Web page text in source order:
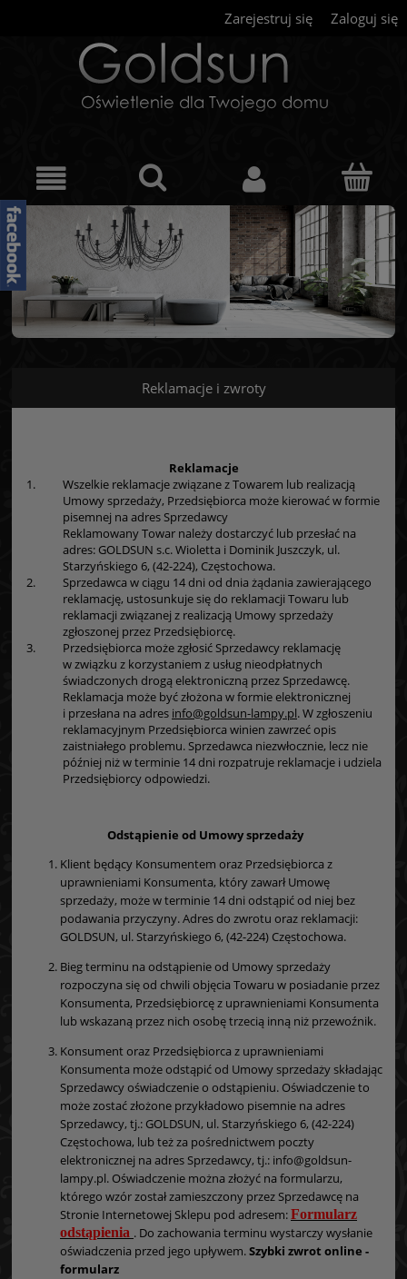
Zarejestruj się Zaloguj się
Reklamacje i zwroty
Reklamacje
1.
Wszelkie reklamacje związane z Towarem lub realizacją
Umowy sprzedaży, Przedsiębiorca może kierować w formie
pisemnej na adres Sprzedawcy
Reklamowany Towar należy dostarczyć lub przesłać na
adres: GOLDSUN s.c. Wioletta i Dominik Juszczyk, ul.
Starzyńskiego 6, (42-224), Częstochowa.
2.
Sprzedawca w ciągu 14 dni od dnia żądania zawierającego
reklamację, ustosunkuje się do reklamacji Towaru lub
reklamacji związanej z realizacją Umowy sprzedaży
zgłoszonej przez Przedsiębiorcę.
3.
Przedsiębiorca może zgłosić Sprzedawcy reklamację
w związku z korzystaniem z usług nieodpłatnych
świadczonych drogą elektroniczną przez Sprzedawcę.
Reklamacja może być złożona w formie elektronicznej
i przesłana na adres info@goldsun-lampy.pl. W zgłoszeniu
reklamacyjnym Przedsiębiorca winien zawrzeć opis
zaistniałego problemu. Sprzedawca niezwłocznie, lecz nie
później niż w terminie 14 dni rozpatruje reklamacje i udziela
Przedsiębiorcy odpowiedzi.
Odstąpienie od Umowy sprzedaży
Klient będący Konsumentem oraz Przedsiębiorca z
uprawnieniami Konsumenta, który zawarł Umowę
sprzedaży, może w terminie 14 dni odstąpić od niej bez
podawania przyczyny. Adres do zwrotu oraz reklamacji:
GOLDSUN, ul. Starzyńskiego 6, (42-224) Częstochowa.
Bieg terminu na odstąpienie od Umowy sprzedaży
rozpoczyna się od chwili objęcia Towaru w posiadanie przez
Konsumenta, Przedsiębiorcę z uprawnieniami Konsumenta
lub wskazaną przez nich osobę trzecią inną niż przewoźnik.
Konsument oraz Przedsiębiorca z uprawnieniami
Konsumenta może odstąpić od Umowy sprzedaży składając
Sprzedawcy oświadczenie o odstąpieniu. Oświadczenie to
może zostać złożone przykładowo pisemnie na adres
Sprzedawcy, tj.: GOLDSUN, ul. Starzyńskiego 6, (42-224)
Częstochowa, lub też za pośrednictwem poczty
elektronicznej na adres Sprzedawcy, tj.: info@goldsun-
lampy.pl. Oświadczenie można złożyć na formularzu,
którego wzór został zamieszczony przez Sprzedawcę na
Stronie Internetowej Sklepu pod adresem:Formularz
odstąpienia . Do zachowania terminu wystarczy wysłanie
oświadczenia przed jego upływem.Szybki zwrot online -
formularz